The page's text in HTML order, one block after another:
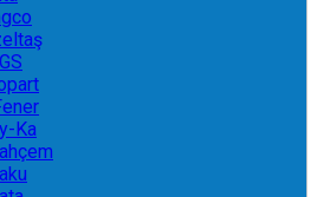
Ka